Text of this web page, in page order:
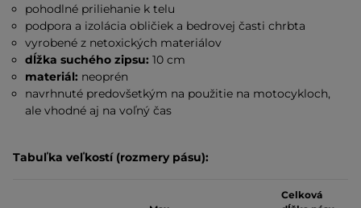
pohodlné priliehanie k telu
podpora a izolácia obličiek a bedrovej časti chrbta
vyrobené z netoxických materiálov
dĺžka suchého zipsu:10 cm
materiál: neoprén
navrhnuté predovšetkým na použitie na motocykloch,
ale vhodné aj na voľný čas
Tabuľka veľkostí (rozmery pásu):
Celková